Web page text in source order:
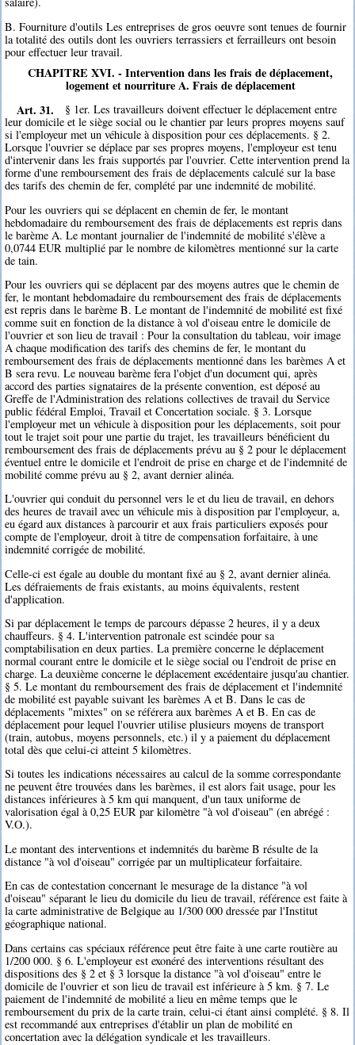
B. Fourniture d'outils Les entreprises de gros oeuvre sont tenues de fournir
la totalité des outils dont les ouvriers terrassiers et ferrailleurs ont besoin
pour effectuer leur travail.
CHAPITRE XVI. - Intervention dans les frais de déplacement,
logement et nourriture A. Frais de déplacement
Art. 31.
§ 1er. Les travailleurs doivent effectuer le déplacement entre
leur domicile et le siège social ou le chantier par leurs propres moyens sauf
si l'employeur met un véhicule à disposition pour ces déplacements. § 2.
Lorsque l'ouvrier se déplace par ses propres moyens, l'employeur est tenu
d'intervenir dans les frais supportés par l'ouvrier. Cette intervention prend la
forme d'une remboursement des frais de déplacements calculé sur la base
des tarifs des chemin de fer, complété par une indemnité de mobilité.
Pour les ouvriers qui se déplacent en chemin de fer, le montant
hebdomadaire du remboursement des frais de déplacements est repris dans
le barème A. Le montant journalier de l'indemnité de mobilité s'élève a
0,0744 EUR multiplié par le nombre de kilomètres mentionné sur la carte
de tain.
Pour les ouvriers qui se déplacent par des moyens autres que le chemin de
fer, le montant hebdomadaire du remboursement des frais de déplacements
est repris dans le barème B. Le montant de l'indemnité de mobilité est fixé
comme suit en fonction de la distance à vol d'oiseau entre le domicile de
l'ouvrier et son lieu de travail : Pour la consultation du tableau, voir image
A chaque modification des tarifs des chemins de fer, le montant du
remboursement des frais de déplacements mentionné dans les barèmes A et
B sera revu. Le nouveau barème fera l'objet d'un document qui, après
accord des parties signataires de la présente convention, est déposé au
Greffe de l'Administration des relations collectives de travail du Service
public fédéral Emploi, Travail et Concertation sociale. § 3. Lorsque
l'employeur met un véhicule à disposition pour les déplacements, soit pour
tout le trajet soit pour une partie du trajet, les travailleurs bénéficient du
remboursement des frais de déplacements prévu au § 2 pour le déplacement
éventuel entre le domicile et l'endroit de prise en charge et de l'indemnité de
mobilité comme prévu au § 2, avant dernier alinéa.
L'ouvrier qui conduit du personnel vers le et du lieu de travail, en dehors
des heures de travail avec un véhicule mis à disposition par l'employeur, a,
eu égard aux distances à parcourir et aux frais particuliers exposés pour
compte de l'employeur, droit à titre de compensation forfaitaire, à une
indemnité corrigée de mobilité.
Celle-ci est égale au double du montant fixé au § 2, avant dernier alinéa.
Les défraiements de frais existants, au moins équivalents, restent
d'application.
Si par déplacement le temps de parcours dépasse 2 heures, il y a deux
chauffeurs. § 4. L'intervention patronale est scindée pour sa
comptabilisation en deux parties. La première concerne le déplacement
normal courant entre le domicile et le siège social ou l'endroit de prise en
charge. La deuxième concerne le déplacement excédentaire jusqu'au chantier.
§ 5. Le montant du remboursement des frais de déplacement et l'indemnité
de mobilité est payable suivant les barèmes A et B. Dans le cas de
déplacements "mixtes" on se référera aux barèmes A et B. En cas de
déplacement pour lequel l'ouvrier utilise plusieurs moyens de transport
(train, autobus, moyens personnels, etc.) il y a paiement du déplacement
total dès que celui-ci atteint 5 kilomètres.
Si toutes les indications nécessaires au calcul de la somme correspondante
ne peuvent être trouvées dans les barèmes, il est alors fait usage, pour les
distances inférieures à 5 km qui manquent, d'un taux uniforme de
valorisation égal à 0,25 EUR par kilomètre "à vol d'oiseau" (en abrégé :
V.O.).
Le montant des interventions et indemnités du barème B résulte de la
distance "à vol d'oiseau" corrigée par un multiplicateur forfaitaire.
En cas de contestation concernant le mesurage de la distance "à vol
d'oiseau" séparant le lieu du domicile du lieu de travail, référence est faite à
la carte administrative de Belgique au 1/300 000 dressée par l'Institut
géographique national.
Dans certains cas spéciaux référence peut être faite à une carte routière au
1/200 000. § 6. L'employeur est exonéré des interventions résultant des
dispositions des § 2 et § 3 lorsque la distance "à vol d'oiseau" entre le
domicile de l'ouvrier et son lieu de travail est inférieure à 5 km. § 7. Le
paiement de l'indemnité de mobilité a lieu en même temps que le
remboursement du prix de la carte train, celui-ci étant ainsi complété. § 8. Il
est recommandé aux entreprises d'établir un plan de mobilité en
concertation avec la délégation syndicale et les travailleurs.